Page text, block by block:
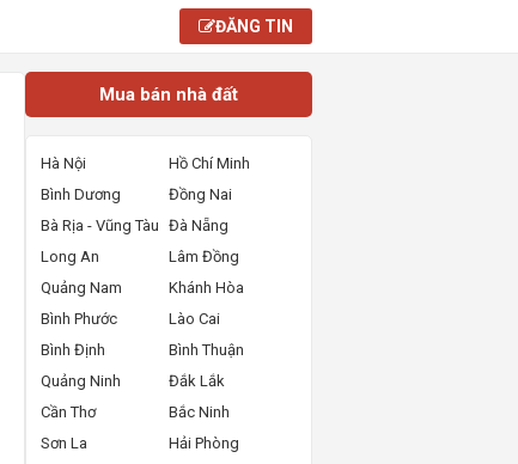
ĐĂNG TIN
Mua bán nhà đất
Hà Nội
Hồ Chí Minh
Bình Dương
Đồng Nai
Bà Rịa - Vũng Tàu Đà Nẵng
Long An
Lâm Đồng
Quảng Nam
Khánh Hòa
Bình Phước
Lào Cai
Bình Định
Bình Thuận
Quảng Ninh
Đắk Lắk
Cần Thơ
Bắc Ninh
Sơn La
Hải Phòng